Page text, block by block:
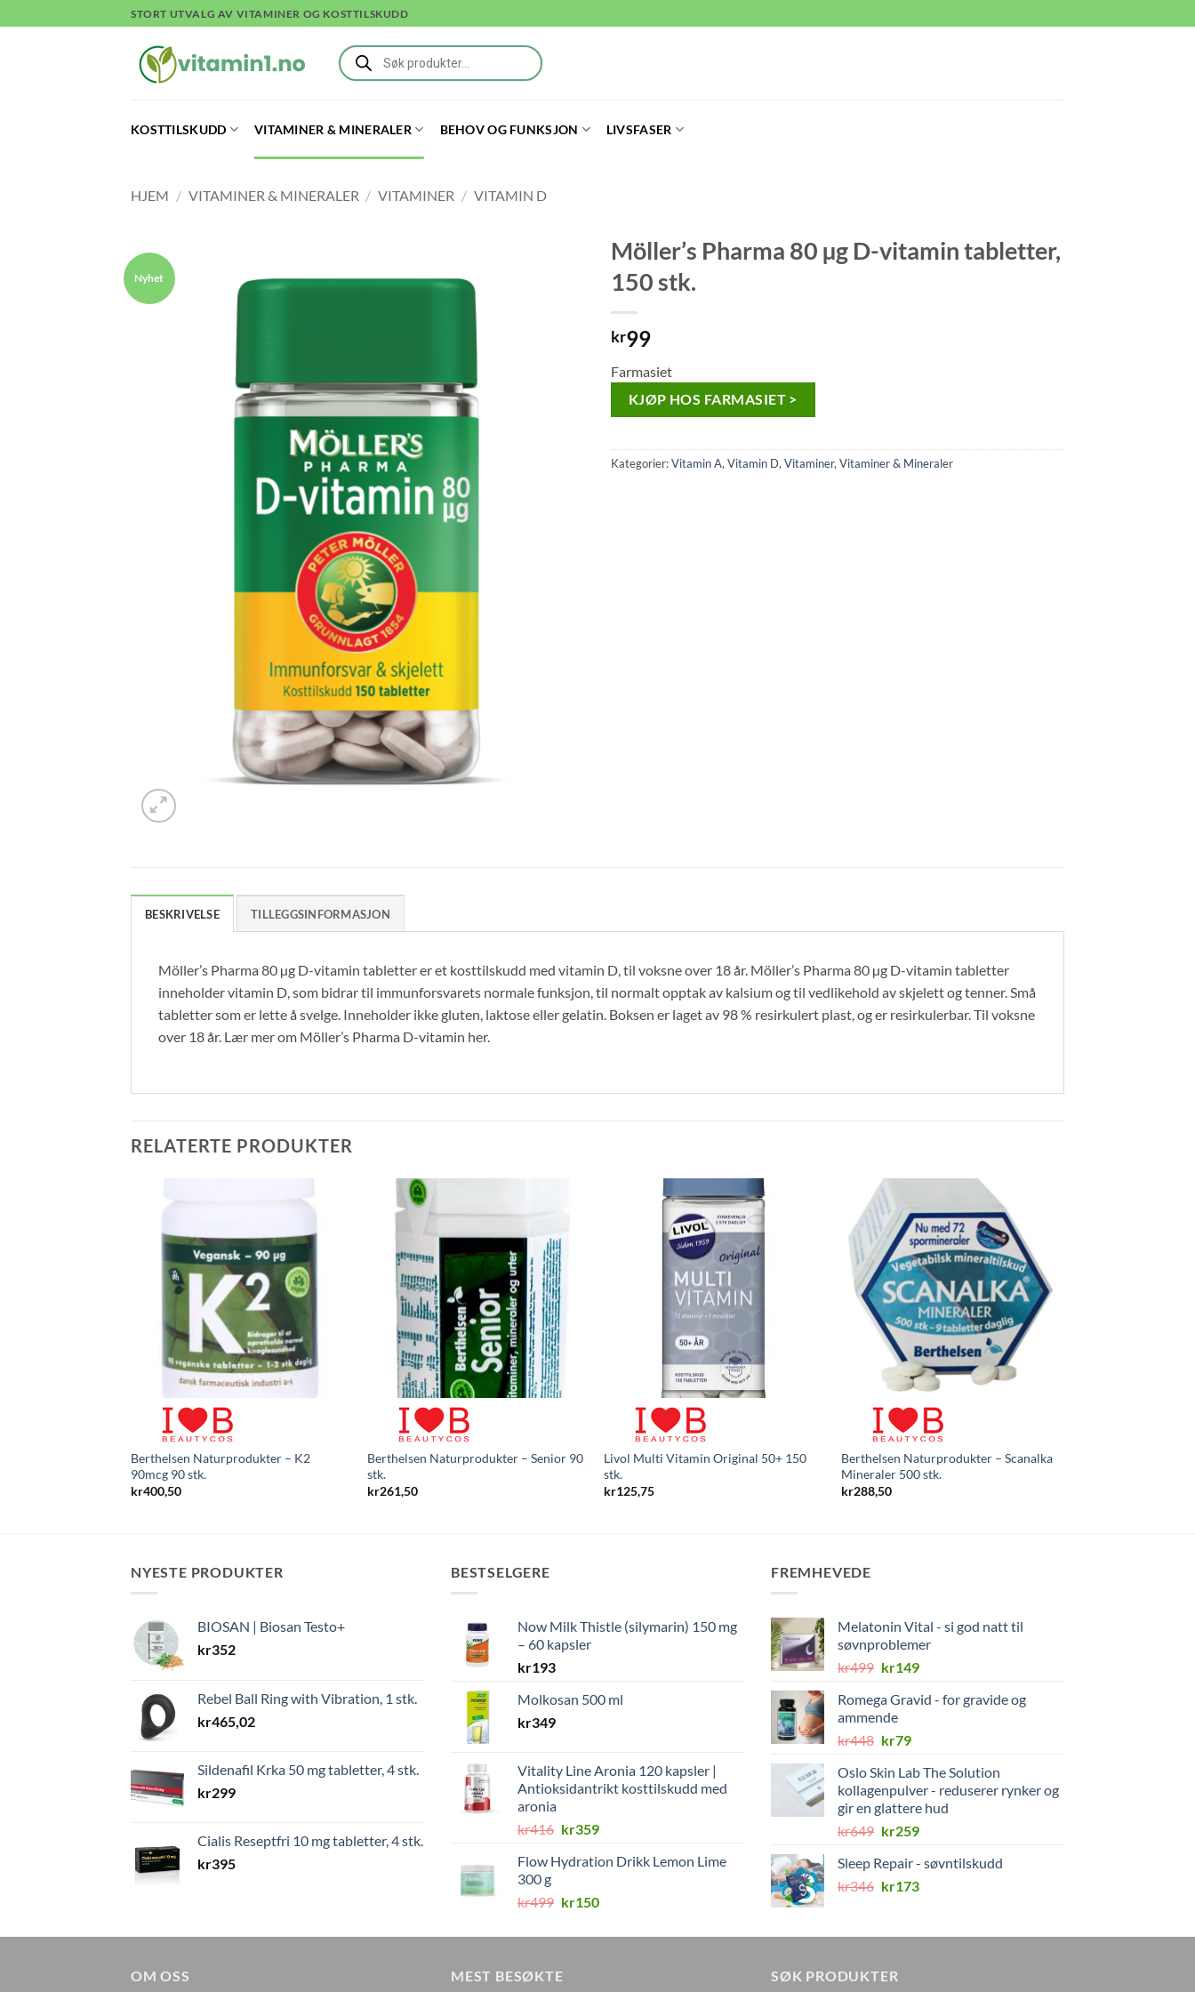
to
STORT UTVALG AV VITAMINER OG KOSTTILSKUDD
Products
search
KOSTTILSKUDD VITAMINER & MINERALER BEHOV OG FUNKSJON LIVSFASER
HJEM / VITAMINER & MINERALER / VITAMINER / VITAMIN D
Möller’s Pharma 80 µg D-vitamin tabletter,
150 stk.
kr99
Farmasiet
KJØP HOS FARMASIET >
Kategorier:Vitamin A,Vitamin D,Vitaminer,Vitaminer & Mineraler
BESKRIVELSE TILLEGGSINFORMASJON
Möller’s Pharma 80 µg D-vitamin tabletter er et kosttilskudd med vitamin D, til voksne over 18 år. Möller’s Pharma 80 µg D-vitamin tabletter
inneholder vitamin D, som bidrar til immunforsvarets normale funksjon, til normalt opptak av kalsium og til vedlikehold av skjelett og tenner. Små
tabletter som er lette å svelge. Inneholder ikke gluten, laktose eller gelatin. Boksen er laget av 98 % resirkulert plast, og er resirkulerbar. Til voksne
over 18 år. Lær mer om Möller’s Pharma D-vitamin her.
RELATERTE PRODUKTER
Berthelsen Naturprodukter – K2
90mcg 90 stk.
kr400,50
Berthelsen Naturprodukter – Senior 90
stk.
kr261,50
Livol Multi Vitamin Original 50+ 150
stk.
kr125,75
Berthelsen Naturprodukter – Scanalka
Mineraler 500 stk.
kr288,50
NYESTE PRODUKTER
BIOSAN | Biosan Testo+
kr352
Rebel Ball Ring with Vibration, 1 stk.
kr465,02
Sildenafil Krka 50 mg tabletter, 4 stk.
kr299
Cialis Reseptfri 10 mg tabletter, 4 stk.
kr395
BESTSELGERE
Now Milk Thistle (silymarin) 150 mg
– 60 kapsler
kr193
Molkosan 500 ml
kr349
Vitality Line Aronia 120 kapsler |
Antioksidantrikt kosttilskudd med
aronia
kr416 Opprinnelig
var:
kr359Nåværende
er:
Flow Hydration Drikk Lemon Lime
300 g
kr499 Opprinnelig
var:
kr150Nåværende
er:
FREMHEVEDE
Melatonin Vital - si god natt til
søvnproblemer
kr499 Opprinnelig
var:
kr499.
kr149Nåværende
er:
Romega Gravid - for gravide og
ammende
kr448 Opprinnelig
var:
kr448.
kr79Nåværende
er:
kr79.
Oslo Skin Lab The Solution
kollagenpulver - reduserer rynker og
gir en glattere hud
kr649 Opprinnelig
var:
kr649.
kr259Nåværende
er:
kr259.
Sleep Repair - søvntilskudd
kr346 Opprinnelig
kr346.
kr173Nåværende
kr173.
OM OSS MEST BESØKTE SØK PRODUKTER